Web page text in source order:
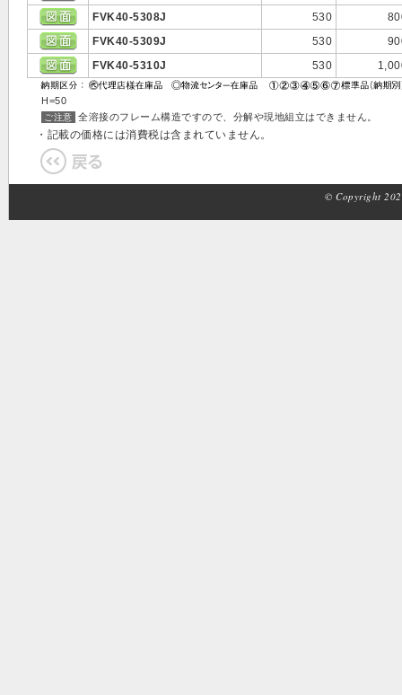
FVK40-5308J
530
FVK40-5309J
530
FVK40-5310J
530
H=50
ご注意 全溶接のフレーム構造ですので、分解や現地組立はできません。
・記載の価格には消費税は含まれていません。
© Copyright